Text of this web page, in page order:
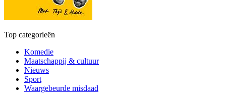
Top categorieën
Komedie
Maatschappij & cultuur
Nieuws
Sport
Waargebeurde misdaad